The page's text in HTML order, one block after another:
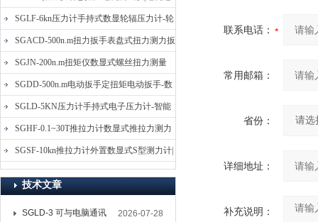
转摩擦力扭矩仪
SGLF-6kn压力计手持式数显轮辐压力计-轮
辐称重压力测力计
SGACD-500n.m扭力扳手表盘式扭力测力扳
手-表盘扭力矩检测扳手
SGJN-200n.m扭矩仪数显式螺丝扭力测量
仪-螺栓扭力矩测试仪
SGDD-500n.m电动扳手定扭矩电动扳手-数
显式电动定扭力矩扳手
SGLD-5KN压力计手持式电子压力计-智能
电子式压力测力计
SGHF-0.1~30T推拉力计数显式推拉力测力
计-数字拉压力双向测力仪
SGSF-10kn推拉力计外置数显式S型测力计|
手持连线式拉压力计
技术文章
SGLD-3 可与电脑通讯 2026-07-28
联系电话：
常用邮箱：
省份：
详细地址：
补充说明：